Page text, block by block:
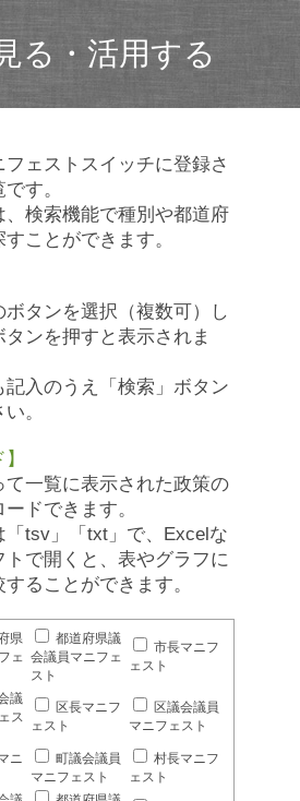
る・活用する
フェストスイッチに登録さ
す。
、検索機能で種別や都道府
ことができます。
タンを選択（複数可）し
ンを押すと表示されま
入のうえ「検索」ボタン
。
て一覧に表示された政策の
ドできます。
「tsv」「txt」で、Excelな
トで開くと、表やグラフに
ることができます。
県
ェ
都道府県議
会議員マニフェ
スト
市長マニフ
ェスト
議
ス
区長マニフ
ェスト
区議会議員
マニフェスト
ニ
町議会議員
マニフェスト
村長マニフ
ェスト